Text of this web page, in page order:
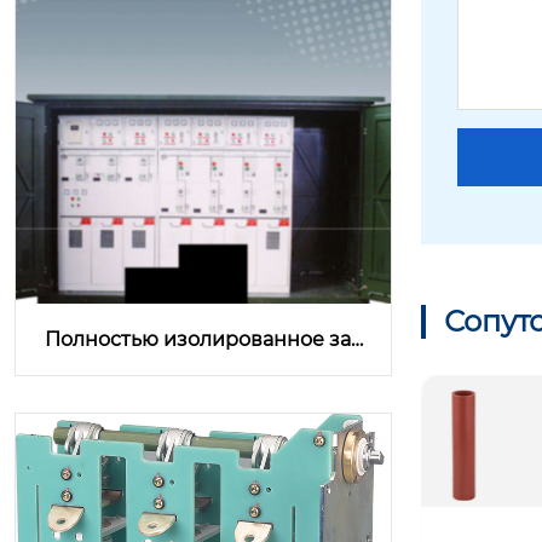
Полностью изолированное зак